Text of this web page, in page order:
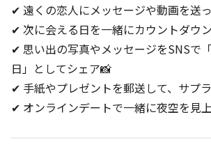
✔ 遠くの恋人にメッセージや動画を送
✔ 次に会える日を一緒にカウントダウ
✔ 思い出の写真やメッセージをSNSで
日」としてシェア📸
✔ 手紙やプレゼントを郵送して、サプ
✔ オンラインデートで一緒に夜空を見